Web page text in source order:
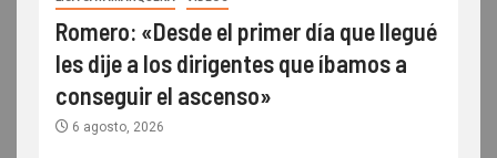
Romero: «Desde el primer día que llegué
les dije a los dirigentes que íbamos a
conseguir el ascenso»
6 agosto, 2026